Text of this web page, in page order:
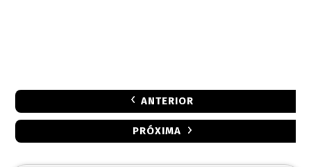
ANTERIOR
PRÓXIMA